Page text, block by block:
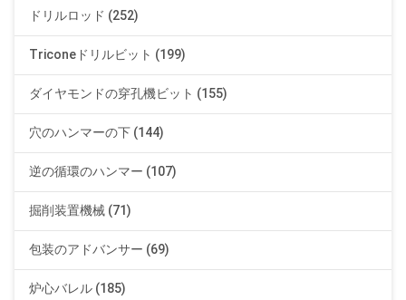
ドリルロッド (252)
Triconeドリルビット (199)
ダイヤモンドの穿孔機ビット (155)
穴のハンマーの下 (144)
逆の循環のハンマー (107)
掘削装置機械 (71)
包装のアドバンサー (69)
炉心バレル (185)